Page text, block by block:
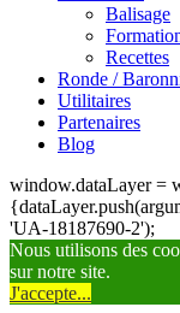
Balisage
Recettes
Ronde /
Utilitaires
Partenaires
Blog
window.dataLayer =
'UA-18187690-2');
Nous utilisons des
sur notre site.
J'accepte...